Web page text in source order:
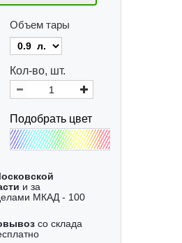
Объем тары
Кол-во, шт.
Подобрать цвет
и за
МКАД - 100
со склада